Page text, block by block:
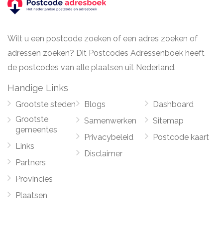
Wilt u een postcode zoeken of een adres zoeken of
adressen zoeken? Dit Postcodes Adressenboek heeft
de postcodes van alle plaatsen uit Nederland.
Handige Links
Grootste steden
Grootste
gemeentes
Links
Partners
Provincies
Plaatsen
Blogs
Samenwerken
Privacybeleid
Disclaimer
Dashboard
Sitemap
Postcode kaart